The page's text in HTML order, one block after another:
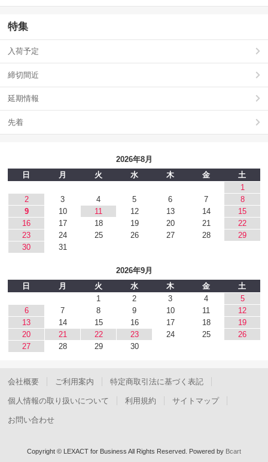
特集
入荷予定
締切間近
延期情報
先着
2026年8月
日
月 火 水 木 金
土
1
2
3 4 5 6 7
8
9
10 11 12 13 14
15
16
17 18 19 20 21
22
23
24 25 26 27 28
29
30
31
2026年9月
日
月 火 水 木 金
土
1
2 3 4
5
6
7 8 9 10 11
12
13
14 15 16 17 18
19
20
21 22 23 24 25
26
27
28 29 30
会社概要 ご利用案内 特定商取引法に基づく表記
個人情報の取り扱いについて 利用規約 サイトマップ
お問い合わせ
Copyright © LEXACT for Business All Rights Reserved. Powered by Bcart